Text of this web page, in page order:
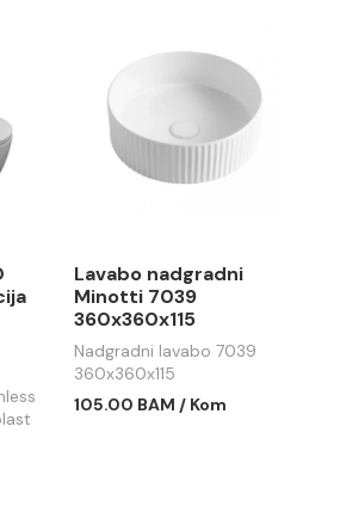
Lavabo nadgradni
Minotti 7039
360x360x115
Nadgradni lavabo 7039
360x360x115
105.00 BAM / Kom